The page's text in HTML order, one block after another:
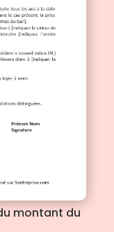
montant du